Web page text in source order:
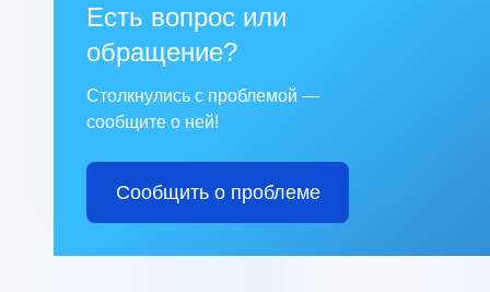
Есть вопрос или
обращение?
Столкнулись с проблемой —
сообщите о ней!
Сообщить о проблеме